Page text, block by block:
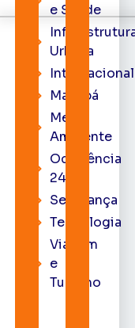
e Saúde
Urbana
Internacional
Macapá
Meio
Ambiente
Ocorrência
24h
Segurança
Tecnologia
Viagem
e
Turismo